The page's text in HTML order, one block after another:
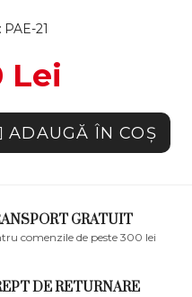
PAE-21
Lei
ADAUGĂ ÎN COŞ
GRATUIT
comenzile de peste 300 lei
DE RETURNARE